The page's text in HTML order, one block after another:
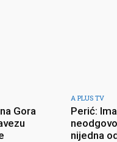
Gora
A PLUS TV
Perić:
nijedna